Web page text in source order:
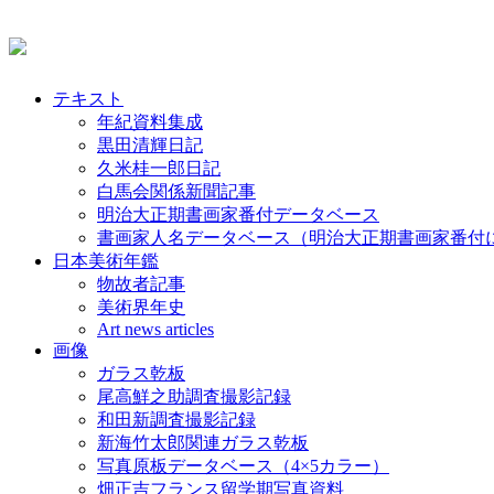
テキスト
年紀資料集成
黒田清輝日記
久米桂一郎日記
白馬会関係新聞記事
明治大正期書画家番付データベース
書画家人名データベース（明治大正期書画家番付
日本美術年鑑
物故者記事
美術界年史
Art news articles
画像
ガラス乾板
尾高鮮之助調査撮影記録
和田新調査撮影記録
新海竹太郎関連ガラス乾板
写真原板データベース（4×5カラー）
畑正吉フランス留学期写真資料